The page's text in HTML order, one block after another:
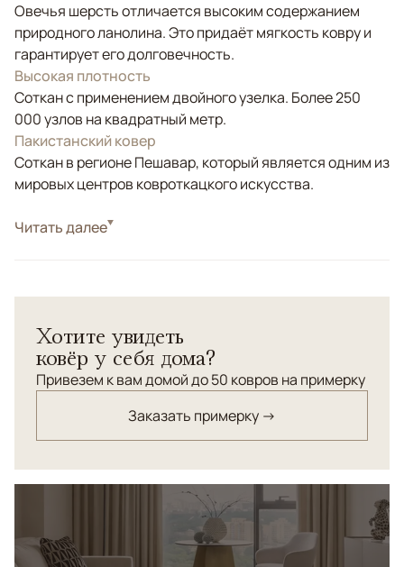
Овечья шерсть отличается высоким содержанием
природного ланолина. Это придаёт мягкость ковру и
гарантирует его долговечность.
Высокая плотность
Соткан с применением двойного узелка. Более 250
000 узлов на квадратный метр.
Пакистанский ковер
Соткан в регионе Пешавар, который является одним из
мировых центров ковроткацкого искусства.
СтильКлассические
Читать далее
Хотите увидеть
ковёр у себя дома?
Привезем к вам домой до 50 ковров на примерку
Заказать примерку →